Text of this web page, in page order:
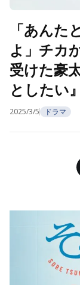
「あんた
よ」チカ
受けた豪
としたい』
2025/3/5 ドラマ